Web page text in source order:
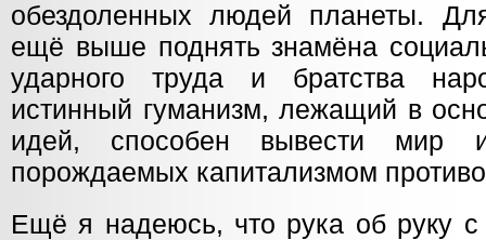
обездоленных людей планеты.
ещё выше поднять знамёна
ударного труда и братства
истинный гуманизм, лежащий в
идей, способен вывести мир
порождаемых капитализмом
Ещё я надеюсь, что рука об руку